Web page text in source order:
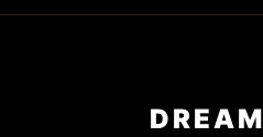
DREAM